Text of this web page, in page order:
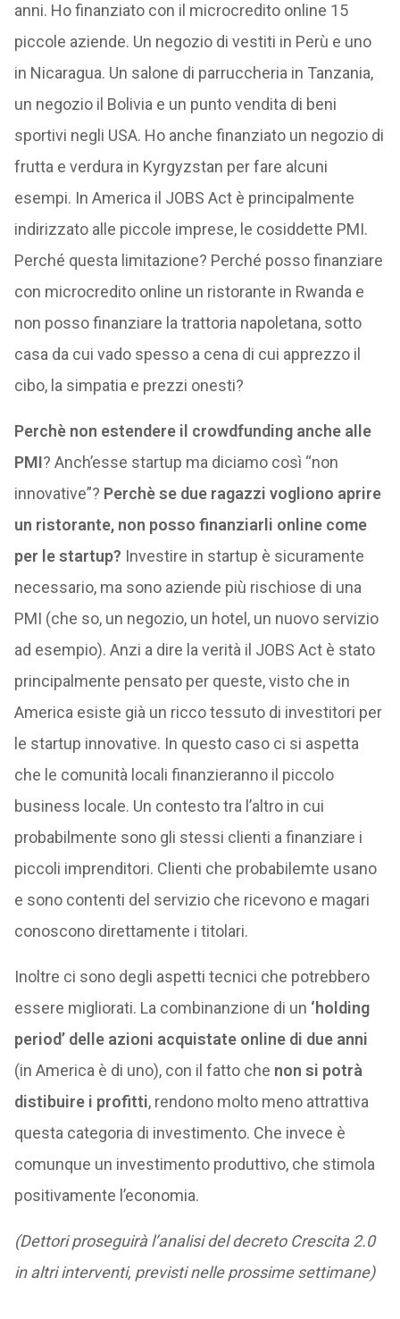
anni. Ho finanziato con il microcredito online 15
piccole aziende. Un negozio di vestiti in Perù e uno
in Nicaragua. Un salone di parruccheria in Tanzania,
un negozio il Bolivia e un punto vendita di beni
sportivi negli USA. Ho anche finanziato un negozio di
frutta e verdura in Kyrgyzstan per fare alcuni
esempi. In America il JOBS Act è principalmente
indirizzato alle piccole imprese, le cosiddette PMI.
Perché questa limitazione? Perché posso finanziare
con microcredito online un ristorante in Rwanda e
non posso finanziare la trattoria napoletana, sotto
casa da cui vado spesso a cena di cui apprezzo il
cibo, la simpatia e prezzi onesti?
Perchè non estendere il crowdfunding anche alle
PMI? Anch’esse startup ma diciamo così “non
innovative”? Perchè se due ragazzi vogliono aprire
un ristorante, non posso finanziarli online come
per le startup? Investire in startup è sicuramente
necessario, ma sono aziende più rischiose di una
PMI (che so, un negozio, un hotel, un nuovo servizio
ad esempio). Anzi a dire la verità il JOBS Act è stato
principalmente pensato per queste, visto che in
America esiste già un ricco tessuto di investitori per
le startup innovative. In questo caso ci si aspetta
che le comunità locali finanzieranno il piccolo
business locale. Un contesto tra l’altro in cui
probabilmente sono gli stessi clienti a finanziare i
piccoli imprenditori. Clienti che probabilemte usano
e sono contenti del servizio che ricevono e magari
conoscono direttamente i titolari.
Inoltre ci sono degli aspetti tecnici che potrebbero
essere migliorati. La combinanzione di un ‘holding
period’ delle azioni acquistate online di due anni
(in America è di uno), con il fatto che non si potrà
distibuire i profitti, rendono molto meno attrattiva
questa categoria di investimento. Che invece è
comunque un investimento produttivo, che stimola
positivamente l’economia.
(Dettori proseguirà l’analisi del decreto Crescita 2.0
in altri interventi, previsti nelle prossime settimane)